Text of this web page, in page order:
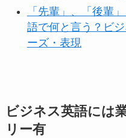
「先輩」、「後輩
語で何と言う？ビ
ーズ・表現
ビジネス英語には
リー有